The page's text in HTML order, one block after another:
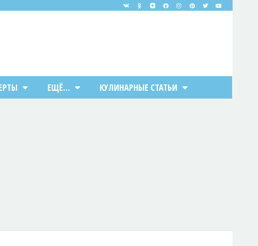
ЕЩЁ… КУЛИНАРНЫЕ СТАТЬИ